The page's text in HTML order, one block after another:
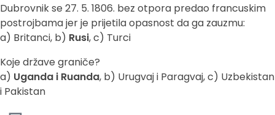
Dubrovnik se 27. 5. 1806. bez otpora predao francuskim
postrojbama jer je prijetila opasnost da ga zauzmu:
a) Britanci, b) Rusi, c) Turci
Koje države graniče?
a) Uganda i Ruanda, b) Urugvaj i Paragvaj, c) Uzbekistan
i Pakistan